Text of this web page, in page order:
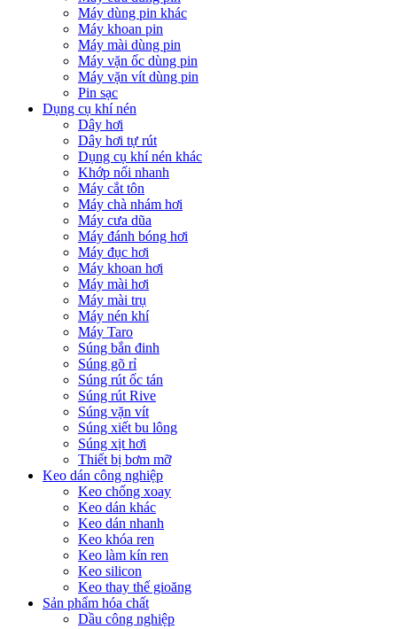
Máy dùng pin khác
Máy khoan pin
Máy mài dùng pin
Máy vặn ốc dùng pin
Máy vặn vít dùng pin
Pin sạc
Dụng cụ khí nén
Dây hơi
Dây hơi tự rút
Dụng cụ khí nén khác
Khớp nối nhanh
Máy cắt tôn
Máy chà nhám hơi
Máy cưa dũa
Máy đánh bóng hơi
Máy đục hơi
Máy khoan hơi
Máy mài hơi
Máy mài trụ
Máy nén khí
Máy Taro
Súng bắn đinh
Súng gõ rỉ
Súng rút ốc tán
Súng rút Rive
Súng vặn vít
Súng xiết bu lông
Súng xịt hơi
Thiết bị bơm mỡ
Keo dán công nghiệp
Keo chống xoay
Keo dán khác
Keo dán nhanh
Keo khóa ren
Keo làm kín ren
Keo silicon
Keo thay thế gioăng
Sản phẩm hóa chất
Dầu công nghiệp